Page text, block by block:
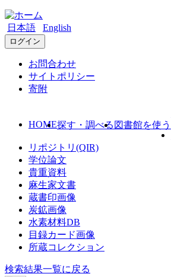
日本語 English
ログイン
お問合わせ
サイトポリシー
寄附
HOME探す・調べる 図書館を使う
リポジトリ(QIR)
学位論文
貴重資料
麻生家文書
蔵書印画像
炭鉱画像
水素材料DB
目録カード画像
所蔵コレクション
検索結果一覧に戻る